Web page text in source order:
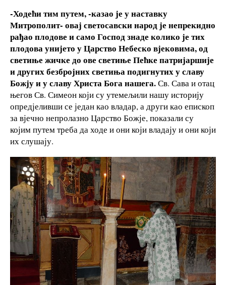
-Ходећи тим путем, -казао је у наставку
Митрополит- овај светосавски народ је непрекидно
рађао плодове и само Господ знаде колико је тих
плодова унијето у Царство Небеско вјековима, од
светиње жичке до ове светиње Пећке патријаршије
и других безбројних светиња подигнутих у славу
Божју и у славу Христа Бога нашега.Св. Сава и отац
његов Св. Симеон који су утемељили нашу историју
опредјеливши се један као владар, а други као епископ
за вјечно непролазно Царство Божје, показали су
којим путем треба да ходе и они који владају и они који
их слушају.